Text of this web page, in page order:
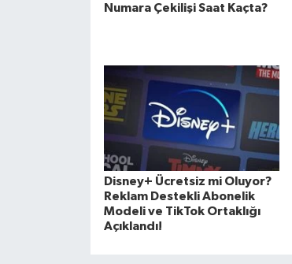
Numara Çekilişi Saat Kaçta?
Disney+ Ücretsiz mi Oluyor?
Reklam Destekli Abonelik
Modeli ve TikTok Ortaklığı
Açıklandı!